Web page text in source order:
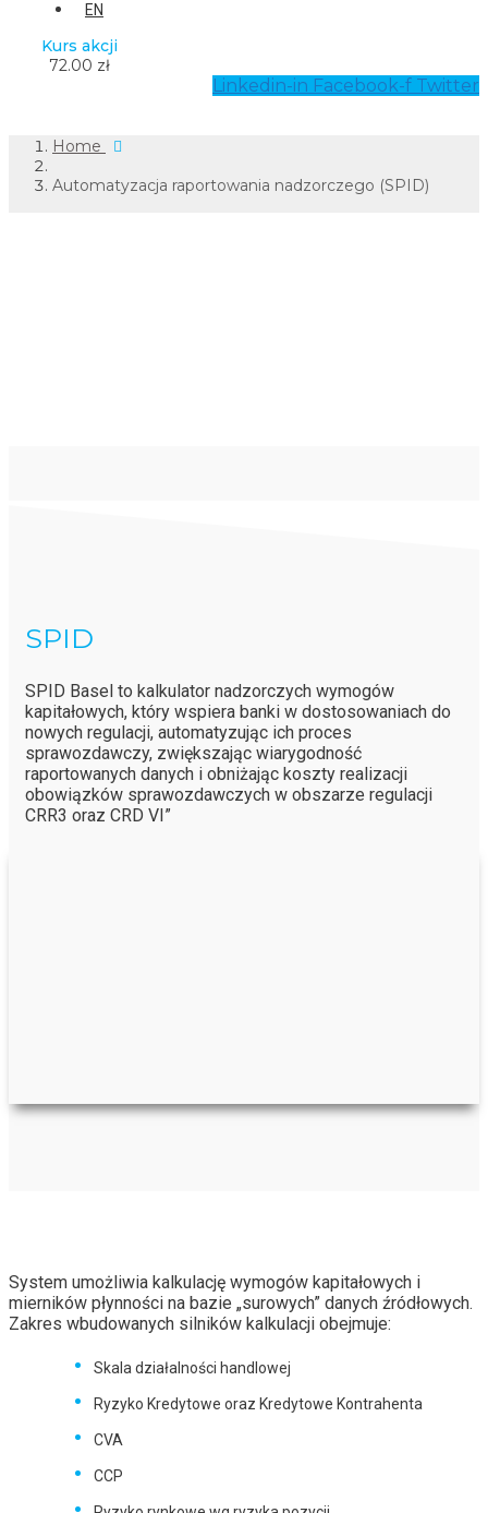
EN
Kurs akcji
72.00 zł
Linkedin-in Facebook-f Twitter
Home
Automatyzacja raportowania nadzorczego (SPID)
SPID
SPID Basel to kalkulator nadzorczych wymogów
kapitałowych, który wspiera banki w dostosowaniach do
nowych regulacji, automatyzując ich proces
sprawozdawczy, zwiększając wiarygodność
raportowanych danych i obniżając koszty realizacji
obowiązków sprawozdawczych w obszarze regulacji
CRR3 oraz CRD VI”
System umożliwia kalkulację wymogów kapitałowych i
mierników płynności na bazie „surowych” danych źródłowych.
Zakres wbudowanych silników kalkulacji obejmuje:
Skala działalności handlowej
Ryzyko Kredytowe oraz Kredytowe Kontrahenta
CVA
CCP